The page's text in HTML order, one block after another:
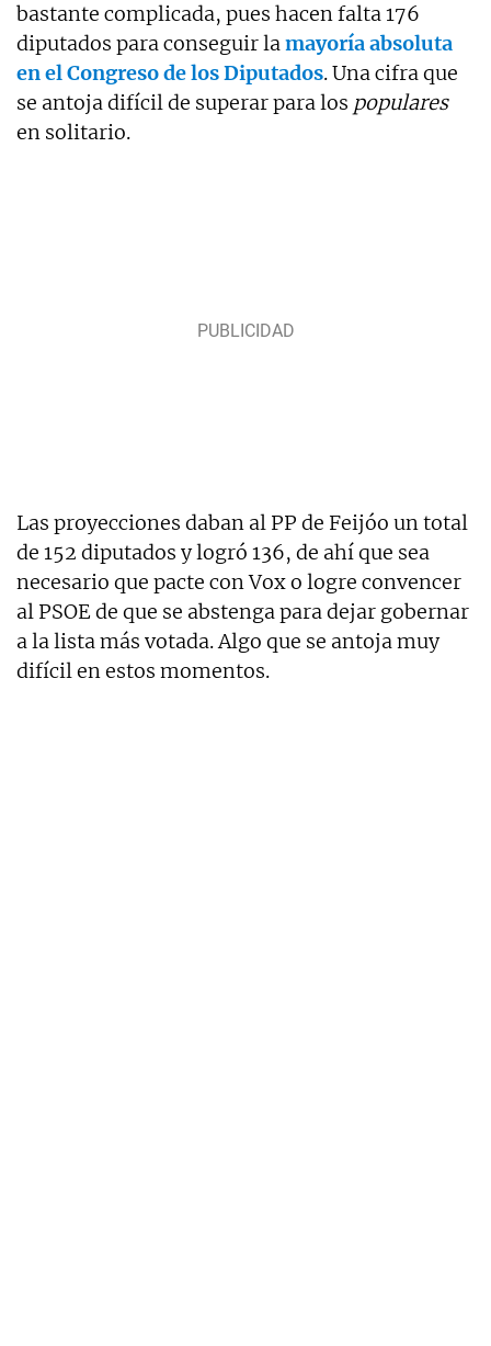
bastante complicada, pues hacen falta 176
diputados para conseguir lamayoría absoluta
en el Congreso de los Diputados. Una cifra que
se antoja difícil de superar para los populares
en solitario.
Las proyecciones daban al PP de Feijóo un total
de 152 diputados y logró 136, de ahí que sea
necesario que pacte con Vox o logre convencer
al PSOE de que se abstenga para dejar gobernar
a la lista más votada. Algo que se antoja muy
difícil en estos momentos.